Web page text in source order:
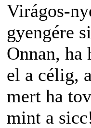
Virágos-
gyengére
Onnan, ha
el a célig,
mert ha
mint a